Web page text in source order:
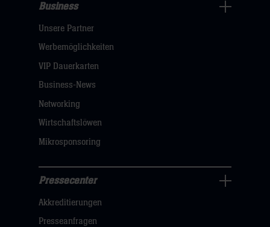
Navigation
öffnen,
dann
klicken
Business
Unsere Partner
Werbemöglichkeiten
VIP Dauerkarten
Business-News
Networking
Wirtschaftslöwen
Mikrosponsoring
Navigation
öffnen,
Pressecenter
Akkreditierungen
Presseanfragen